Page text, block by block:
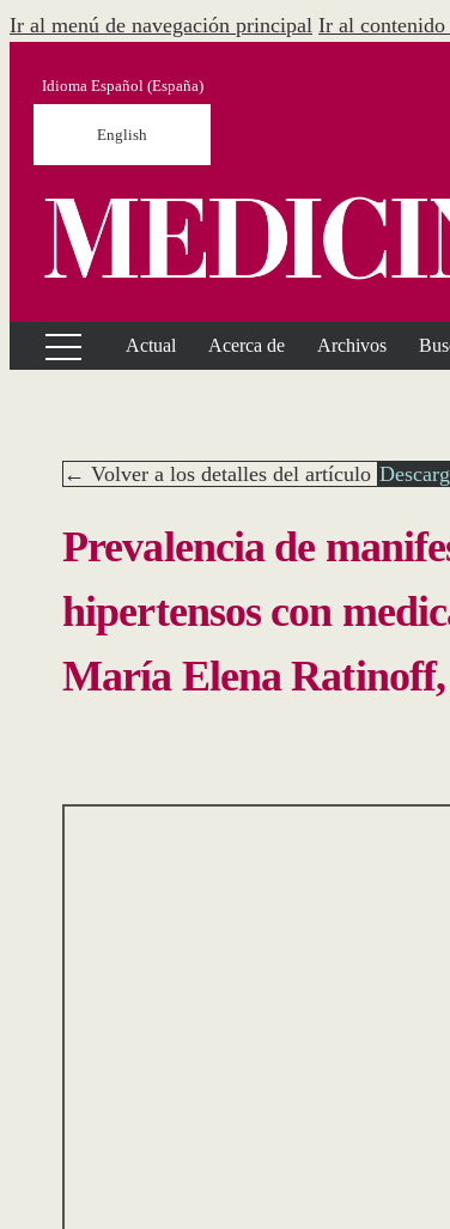
Ir al menú de navegación principal Ir al
Idioma Español (España)
English
Actual Acerca de Archivos
← Volver a los detalles del artículo
Prevalencia de
hipertensos con
María Elena Ratinoff,